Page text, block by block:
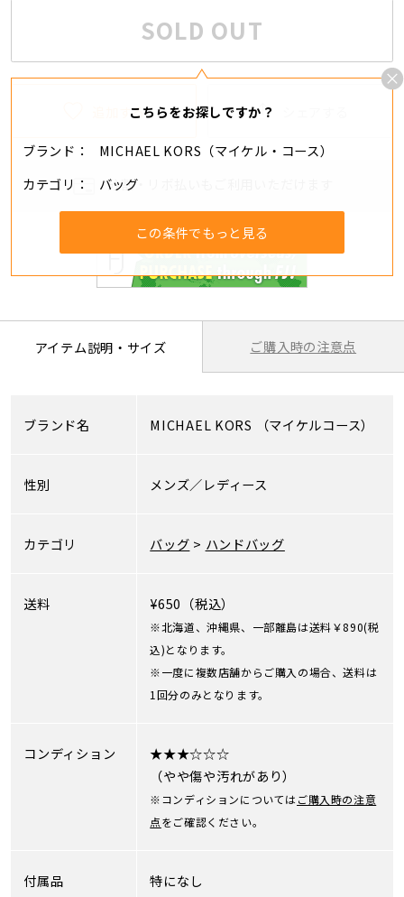
SOLD OUT
こちらをお探しですか？
ブランド
MICHAEL KORS（マイケル・コース）
カテゴリ
バッグ
この条件でもっと見る
追加する
分割・リボ払いもご利用いただけます
アイテム説明・サイズ ご購入時の注意点
ブランド名 MICHAEL KORS （マイケルコース）
性別 メンズ／レディース
カテゴリ バッグ > ハンドバッグ
送料 ¥650（税込）
※北海道、沖縄県、一部離島は送料￥890(税
込)となります。
※一度に複数店舗からご購入の場合、送料は
1回分のみとなります。
コンディション
★★★☆☆☆
（やや傷や汚れがあり）
※コンディションについてはご購入時の注意
点をご確認ください。
付属品 特になし